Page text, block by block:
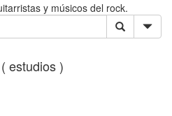
y músicos del rock.
( estudios )